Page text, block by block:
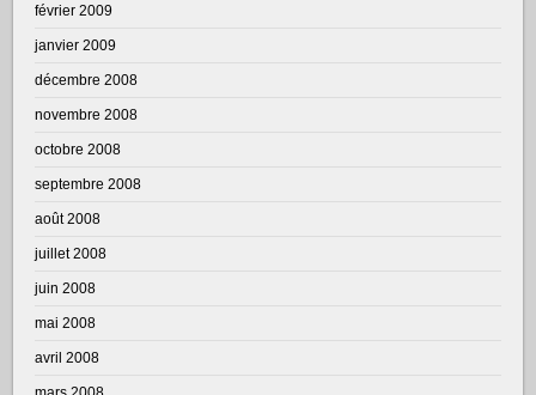
février 2009
janvier 2009
décembre 2008
novembre 2008
octobre 2008
septembre 2008
août 2008
juillet 2008
juin 2008
mai 2008
avril 2008